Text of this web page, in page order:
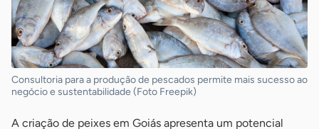
Consultoria para a produção de pescados permite mais sucesso ao
negócio e sustentabilidade (Foto Freepik)
A criação de peixes em Goiás apresenta um potencial